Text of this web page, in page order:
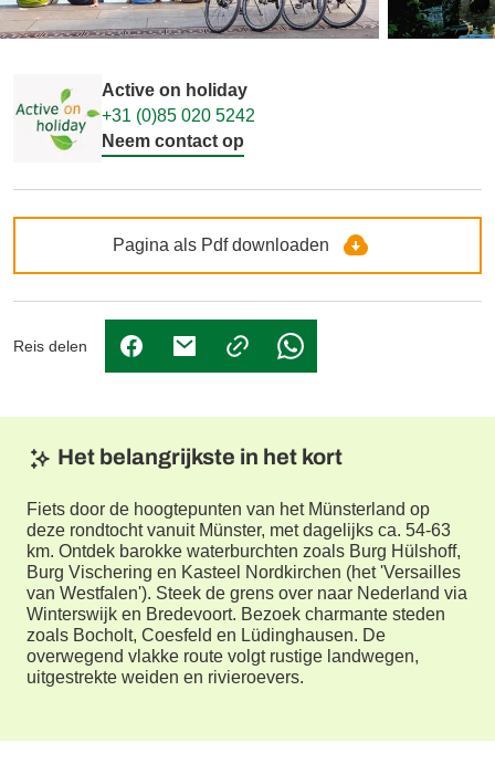
Active on holiday
+31 (0)85 020 5242
Neem contact op
Pagina als Pdf downloaden
Reis delen
(Link opent in nieuw tabblad)
(Link opent in nieuw tabblad)
(Link opent in nieuw
Het belangrijkste in het kort
Fiets door de hoogtepunten van het Münsterland op
deze rondtocht vanuit Münster, met dagelijks ca. 54-63
km. Ontdek barokke waterburchten zoals Burg Hülshoff,
Burg Vischering en Kasteel Nordkirchen (het 'Versailles
van Westfalen'). Steek de grens over naar Nederland via
Winterswijk en Bredevoort. Bezoek charmante steden
zoals Bocholt, Coesfeld en Lüdinghausen. De
overwegend vlakke route volgt rustige landwegen,
uitgestrekte weiden en rivieroevers.